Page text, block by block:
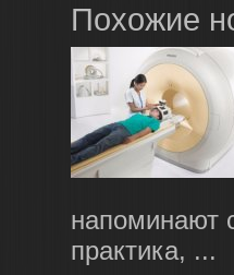
Похожие
напоминают
практика, ...